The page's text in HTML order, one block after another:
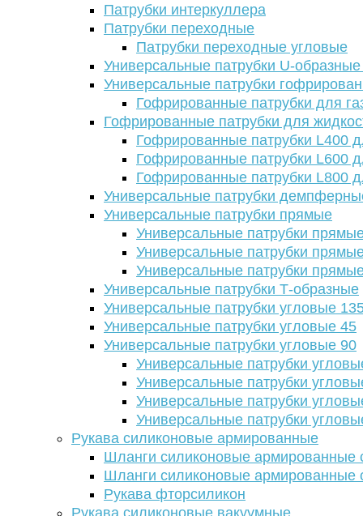
Патрубки интеркуллера
Патрубки переходные
Патрубки переходные угловые
Универсальные патрубки U-
Универсальные патрубки
Гофрированные патрубки для
Гофрированные патрубки для
Гофрированные патрубки L400
Гофрированные патрубки L600
Гофрированные патрубки L800
Универсальные патрубки
Универсальные патрубки прямые
Универсальные патрубки
Универсальные патрубки
Универсальные патрубки
Универсальные патрубки Т-образные
Универсальные патрубки угловые
Универсальные патрубки угловые 45
Универсальные патрубки угловые 90
Универсальные патрубки
Универсальные патрубки
Универсальные патрубки
Универсальные патрубки
Рукава силиконовые армированные
Шланги силиконовые армированные
Шланги силиконовые армированные
Рукава фторсиликон
Рукава силиконовые вакуумные